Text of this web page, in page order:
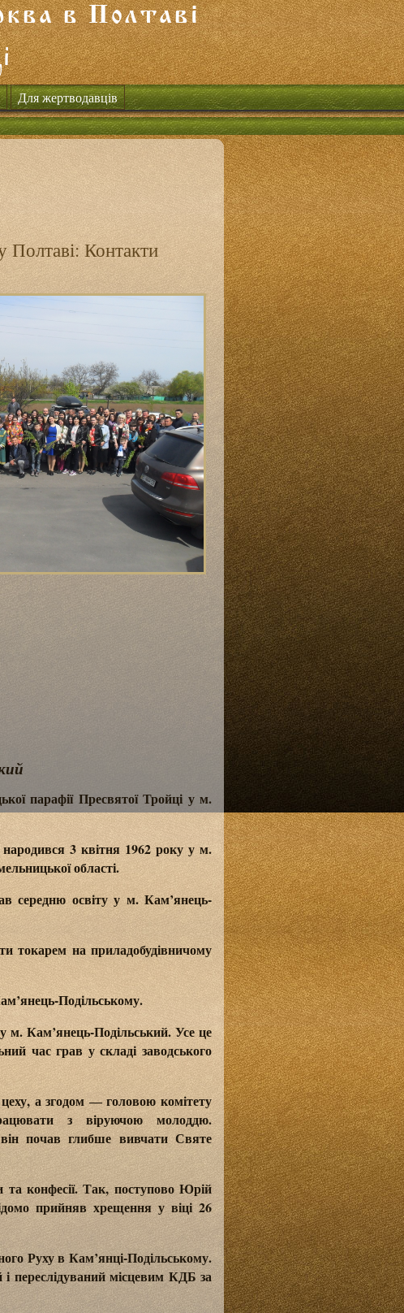
Для жертводавців
Полтаві: Контакти
парафії Пресвятої Тройці у м.
3 квітня 1962 року у м.
області.
середню освіту у м. Кам’янець-
токарем на приладобудівничому
Подільському.
м. Кам’янець-Подільський. Усе це
час грав у складі заводського
а згодом ― головою комітету
з віруючою молоддю.
він почав глибше вивчати Святе
конфесії. Так, поступово Юрій
прийняв хрещення у віці 26
Руху в Кам’янці-Подільському.
переслідуваний місцевим КДБ за